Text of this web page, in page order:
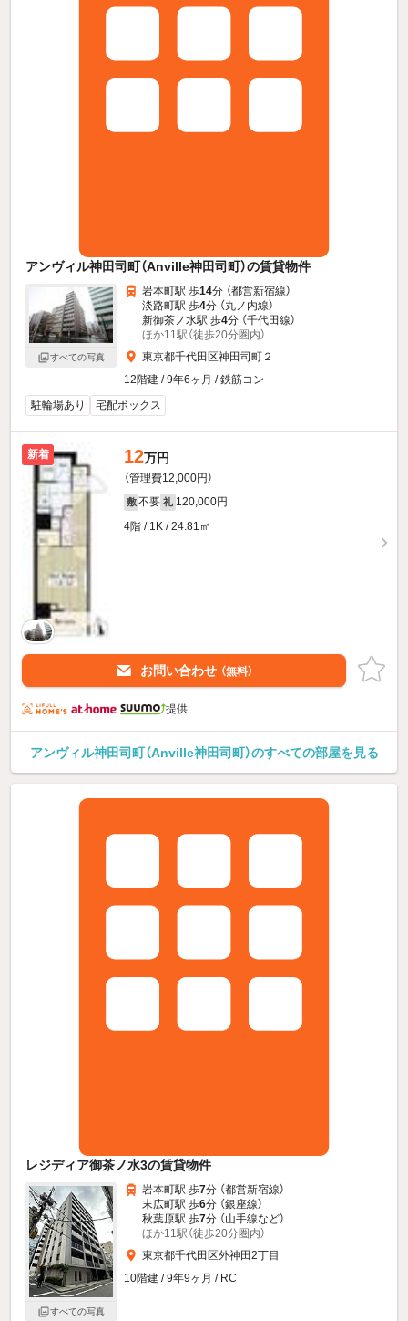
アンヴィル神田司町（Anville神田司町）の賃貸物件
すべての写真
岩本町駅 歩14分 （都営新宿線）
淡路町駅 歩4分 （丸ノ内線）
新御茶ノ水駅 歩4分 （千代田線）
ほか11駅（徒歩20分圏内）
東京都千代田区神田司町２
12階建 / 9年6ヶ月 / 鉄筋コン
駐輪場あり
宅配ボックス
新着 12万円
（管理費12,000円）
敷 不要 礼 120,000円
4階 / 1K / 24.81㎡
お問い合わせ （無料）
提供
アンヴィル神田司町（Anville神田司町）のすべての部屋を見る
レジディア御茶ノ水3の賃貸物件
すべての写真
岩本町駅 歩7分 （都営新宿線）
末広町駅 歩6分 （銀座線）
秋葉原駅 歩7分 （山手線など）
ほか11駅（徒歩20分圏内）
東京都千代田区外神田2丁目
10階建 / 9年9ヶ月 / RC